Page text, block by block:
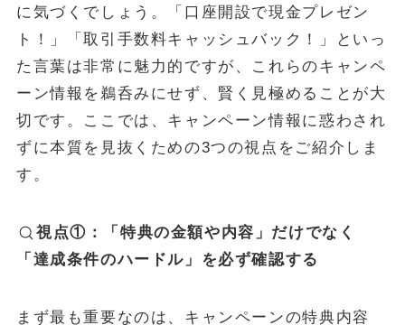
に気づくでしょう。「口座開設で現金プレゼン
ト！」「取引手数料キャッシュバック！」といっ
た言葉は非常に魅力的ですが、これらのキャンペ
ーン情報を鵜呑みにせず、賢く見極めることが大
切です。ここでは、キャンペーン情報に惑わされ
ずに本質を見抜くための3つの視点をご紹介しま
す。
視点①：「特典の金額や内容」だけでなく
「達成条件のハードル」を必ず確認する
まず最も重要なのは、キャンペーンの特典内容